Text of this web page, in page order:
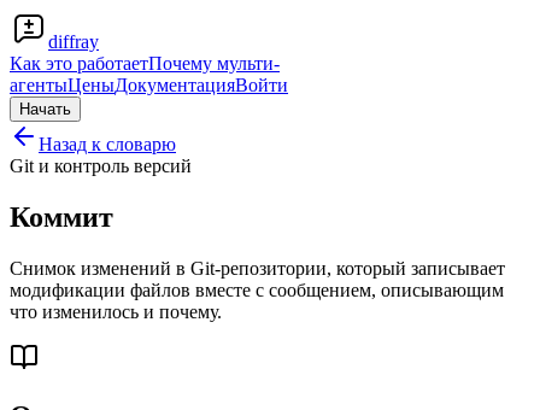
diffray
Как это работаетПочему мульти-
агентыЦеныДокументацияВойти
Начать
Назад к словарю
Git и контроль версий
Коммит
Снимок изменений в Git-репозитории, который записывает
модификации файлов вместе с сообщением, описывающим
что изменилось и почему.